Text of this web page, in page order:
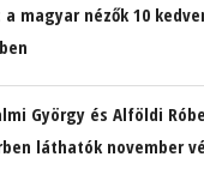
a magyar nézők 10
György és Alföldi
láthatók november